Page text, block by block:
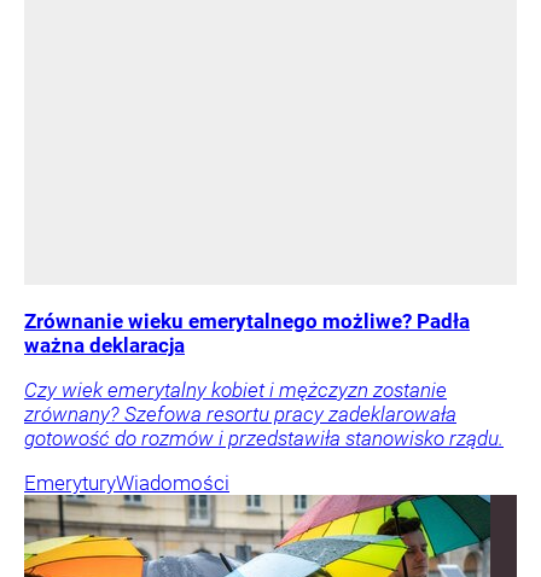
Zrównanie wieku emerytalnego możliwe? Padła
ważna deklaracja
Czy wiek emerytalny kobiet i mężczyzn zostanie
zrównany? Szefowa resortu pracy zadeklarowała
gotowość do rozmów i przedstawiła stanowisko rządu.
EmeryturyWiadomości